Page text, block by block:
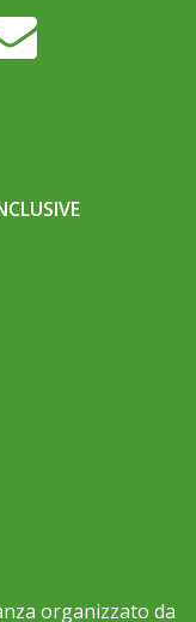
organizzato da